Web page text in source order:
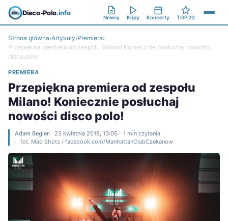
Disco-Polo.info
Newsy Klipy Koncerty TOP 20
Strona główna›Artykuły›Premiera›
Przepiękna premiera od zespołu Milano! Koniecznie posłuchaj nowości
disco polo!
PREMIERA
Przepiękna premiera od zespołu
Milano! Koniecznie posłuchaj
nowości disco polo!
Adam Begier 23 kwietnia 2019, 13:05
1 min czytania
fot. Mad Shots / facebook.com/ManhattanClubCzekanow